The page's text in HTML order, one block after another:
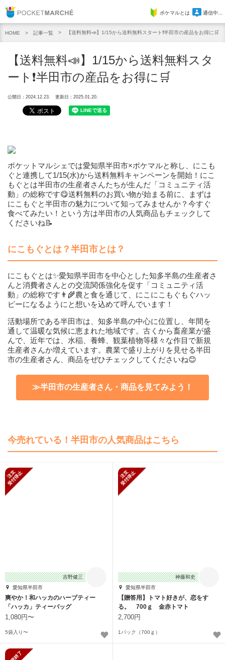
Pocket Marcheポケマルとは 通信中...
HOME 記事一覧 【送料無料📣】1/15から送料無料スタート❗半田市の産品をお得に🛒
【送料無料📣】1/15から送料無料スタ
ート❗半田市の産品をお得に🛒
公開日：2024.12.23. 更新日：2025.01.20.
ポケットマルシェでは愛知県半田市×ポケマルと称し、にこも
ぐと連携して1/15(水)から送料無料キャンペーンを開始！にこ
もぐとは半田市の生産者さんたちが生んだ「コミュニティ活
動」の総称です😋送料無料のお買い物が始まる前に、まずは
にこもぐと半田市の魅力について知ってみませんか？今すぐ
食べてみたい！という方は半田市の人気商品もチェックして
くださいね📝
にこもぐとは？半田市とは？
にこもぐとは✨愛知県半田市を中心とした知多半島の生産者さ
んと消費者さんとの交流関係強化を促す「コミュニティ活
動」の総称です👨‍🌾農と食を通じて、にこにこもぐもぐハッ
ピーになるようにと想いを込めて呼んでいます！
活動場所である半田市は、知多半島の中心に位置し、年間を
通して温暖な気候に恵まれた地域です。古くから畜産業が盛
んで、近年では、水稲、養蜂、観葉植物等様々な作目で新規
生産者さんか増えています。農業で盛り上がりを見せる半田
市の生産者さん、商品をぜひチェックしてくださいね😊
≫半田市の生産者さん・商品を見てみよう！
今売れている！半田市の人気商品はこちら
吉野健三
愛知県半田市
爽やか！和ハッカのハーブティー
「ハッカ」ティーバッグ
1,080円〜
5袋入り〜
神藤和史
愛知県半田市
【贈答用】トマト好きが、恋をす
る。 700ｇ 金赤トマト
2,700円
1パック（700ｇ）